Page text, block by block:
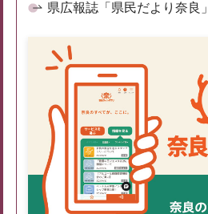
県広報誌「県民だより奈良」